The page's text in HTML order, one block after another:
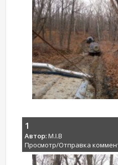
1
Автор:M.I.B
Просмотр/Отправка